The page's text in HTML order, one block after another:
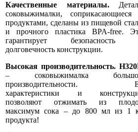
Качественные материалы.
соковыжималки, соприкасающиеся
продуктами, сделаны из пищевой
и прочного пластика BPA-free.
гарантирует безопасность
долговечность конструкции.
Высокая производительность.
– соковыжималка
производительности.
характеристики и
позволяют отжимать из
максимум сока – до 800 мл из 1
продукта!